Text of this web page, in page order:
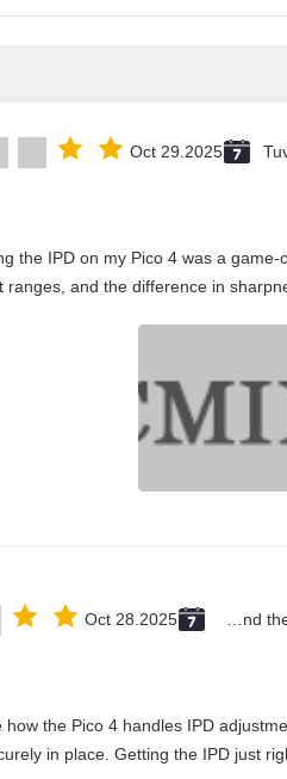
Oct 29.2025
the IPD on my Pico 4 was a
ranges, and the difference in
Oct 28.2025
how the Pico 4 handles IPD
in place. Getting the IPD just